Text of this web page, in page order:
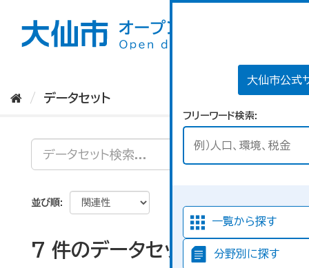
大仙市公式
フリーワード検索
一覧から探す
分野別に探す
データセット
並び順
7 件のデータセットが見つか